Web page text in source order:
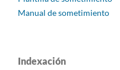
Manual de sometimiento
Indexación